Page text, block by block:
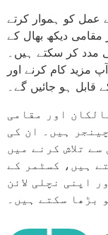
عمل کو ہموار کرتے
دیکھ بھال کے
مدد کر سکتے ہیں۔
مزید کام کرنے اور
قابل ہو جائیں گے۔
اور مقامی
ہیں۔ ان کی
تلاش کرنے میں
ہیں، کسٹمر کے
اپنی نچلی لائن
بڑھا سکتے ہیں۔